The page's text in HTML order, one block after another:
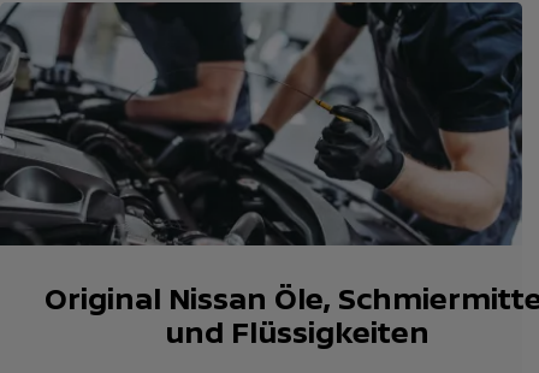
Original Nissan Öle,
und Flüssigkeiten